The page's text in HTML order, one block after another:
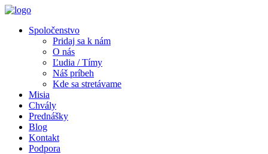
Spoločenstvo
Pridaj sa k nám
O nás
Ľudia / Tímy
Náš príbeh
Kde sa stretávame
Misia
Chvály
Prednášky
Blog
Kontakt
Podpora